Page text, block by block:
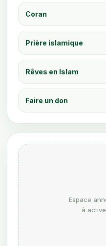
Coran
Prière islamique
Rêves en Islam
Faire un don
Espace
à